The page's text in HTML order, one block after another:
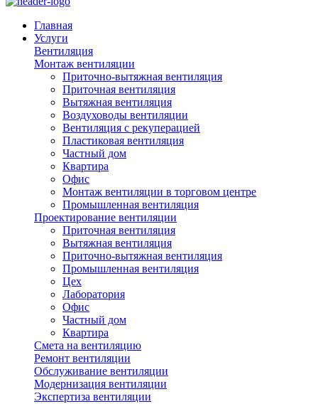
Главная
Услуги
Вентиляция
Монтаж вентиляции
Приточно-вытяжная вентиляция
Приточная вентиляция
Вытяжная вентиляция
Воздуховоды вентиляции
Вентиляция с рекуперацией
Пластиковая вентиляция
Частный дом
Квартира
Офис
Монтаж вентиляции в торговом центре
Промышленная вентиляция
Проектирование вентиляции
Приточная вентиляция
Вытяжная вентиляция
Приточно-вытяжная вентиляция
Промышленная вентиляция
Цех
Лаборатория
Офис
Частный дом
Квартира
Смета на вентиляцию
Ремонт вентиляции
Обслуживание вентиляции
Модернизация вентиляции
Экспертиза вентиляции